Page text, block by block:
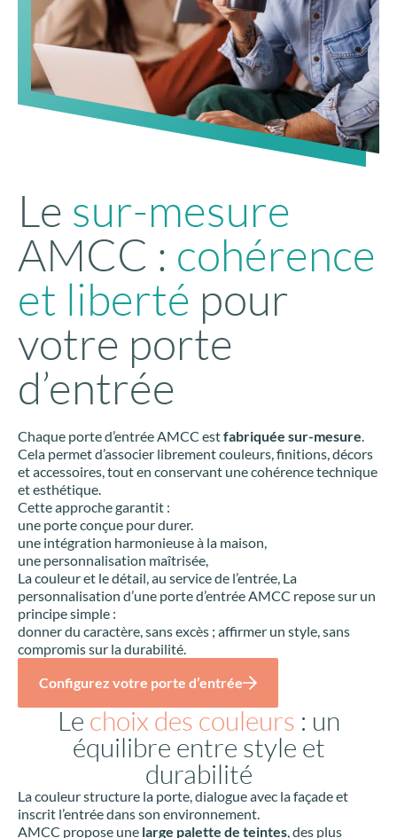
Le sur-mesure
AMCC : cohérence
et liberté pour
votre porte
d’entrée
Chaque porte d’entrée AMCC estfabriquée sur-mesure.
Cela permet d’associer librement couleurs, finitions, décors
et accessoires, tout en conservant une cohérence technique
et esthétique.
Cette approche garantit :
une porte conçue pour durer.
une intégration harmonieuse à la maison,
une personnalisation maîtrisée,
La couleur et le détail, au service de l’entrée, La
personnalisation d’une porte d’entrée AMCC repose sur un
principe simple :
donner du caractère, sans excès ; affirmer un style, sans
compromis sur la durabilité.
Configurez votre porte d’entrée
Le choix des couleurs : un
équilibre entre style et
durabilité
La couleur structure la porte, dialogue avec la façade et
inscrit l’entrée dans son environnement.
AMCC propose une large palette de teintes, des plus